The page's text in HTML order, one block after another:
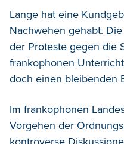
Lange hat eine
Nachwehen gehabt.
der Proteste gegen die
frankophonen
doch einen bleibenden
Im frankophonen
Vorgehen der